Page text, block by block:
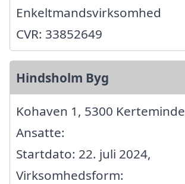
Enkeltmandsvirksomhed
CVR: 33852649
Hindsholm Byg
Kohaven 1, 5300 Kerteminde
Ansatte:
Startdato: 22. juli 2024,
Virksomhedsform: